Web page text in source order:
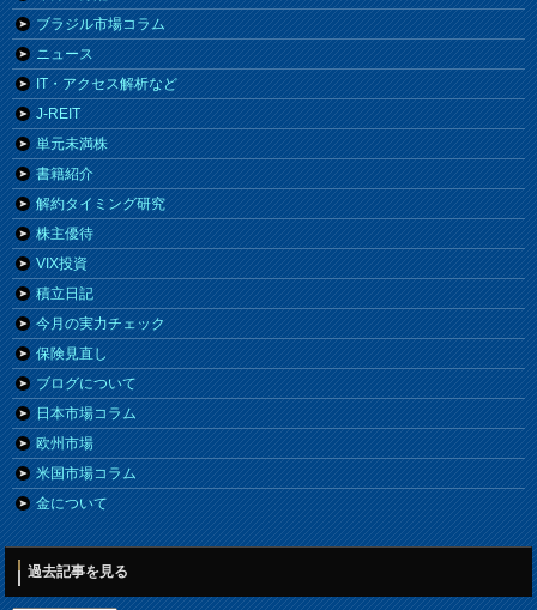
ブラジル市場コラム
ニュース
IT・アクセス解析など
J-REIT
単元未満株
書籍紹介
解約タイミング研究
株主優待
VIX投資
積立日記
今月の実力チェック
保険見直し
ブログについて
日本市場コラム
欧州市場
米国市場コラム
金について
過去記事を見る